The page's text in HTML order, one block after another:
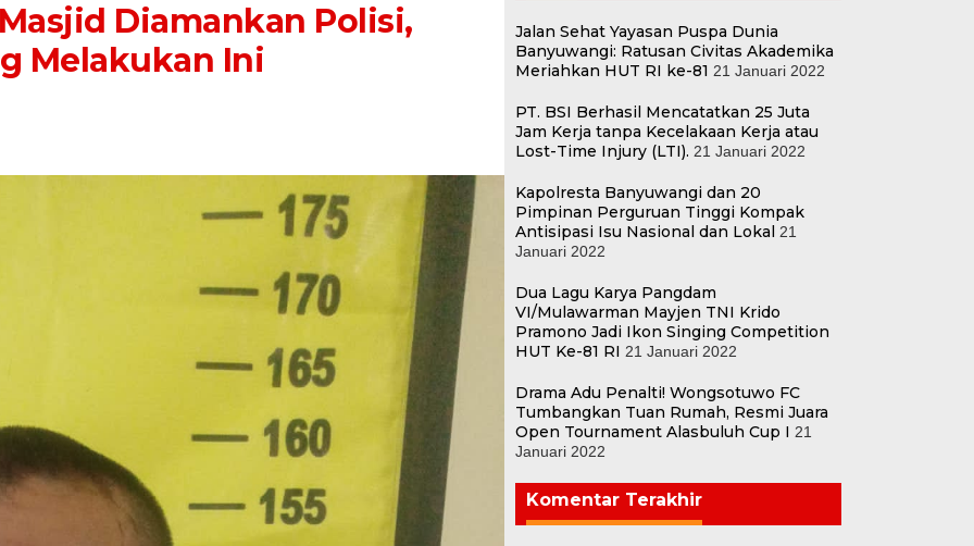
Diamankan Polisi,
Melakukan Ini
Jalan Sehat Yayasan Puspa Dunia
Banyuwangi: Ratusan Civitas Akademika
Meriahkan HUT RI ke-81 21 Januari 2022
PT. BSI Berhasil Mencatatkan 25 Juta
Jam Kerja tanpa Kecelakaan Kerja atau
Lost-Time Injury (LTI). 21 Januari 2022
Kapolresta Banyuwangi dan 20
Pimpinan Perguruan Tinggi Kompak
Antisipasi Isu Nasional dan Lokal 21
Januari 2022
Dua Lagu Karya Pangdam
VI/Mulawarman Mayjen TNI Krido
Pramono Jadi Ikon Singing Competition
HUT Ke-81 RI 21 Januari 2022
Drama Adu Penalti! Wongsotuwo FC
Tumbangkan Tuan Rumah, Resmi Juara
Open Tournament Alasbuluh Cup I 21
Januari 2022
Komentar Terakhir